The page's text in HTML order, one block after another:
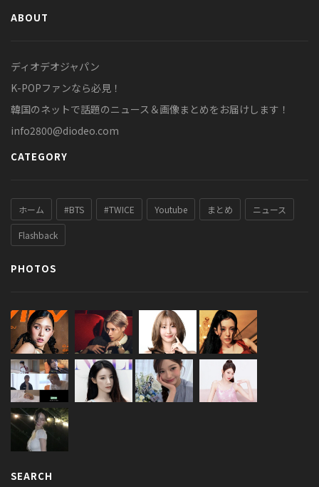
ABOUT
ディオデオジャパン
K-POPファンなら必見！
韓国のネットで話題のニュース＆画像まとめをお届けします！
info2800@diodeo.com
CATEGORY
ホーム #BTS #TWICE Youtube まとめ ニュース
Flashback
PHOTOS
SEARCH